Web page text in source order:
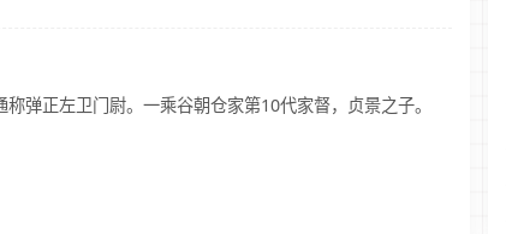
弹正左卫门尉。一乘谷朝仓家第10代家督，贞景之子。